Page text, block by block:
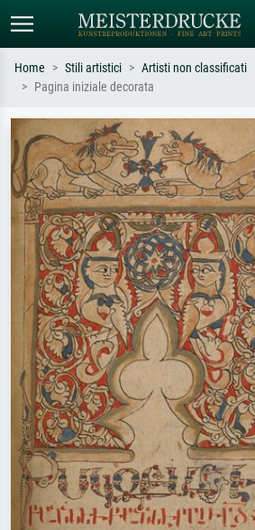
Cerca per artista, titolo o stile – es.
Monet, Notte stellata,
Impressionismo, onda di Hokusai,
nudo.
astratto
olio
Home Stili artistici Artisti non classificati
Pagina iniziale decorata